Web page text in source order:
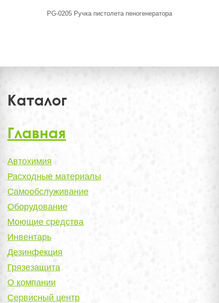
PG-0205 Ручка пистолета пеногенератора
Каталог
Главная
Автохимия
Расходные материалы
Самообслуживание
Оборудование
Моющие средства
Инвентарь
Дезинфекция
Грязезащита
О компании
Сервисный центр